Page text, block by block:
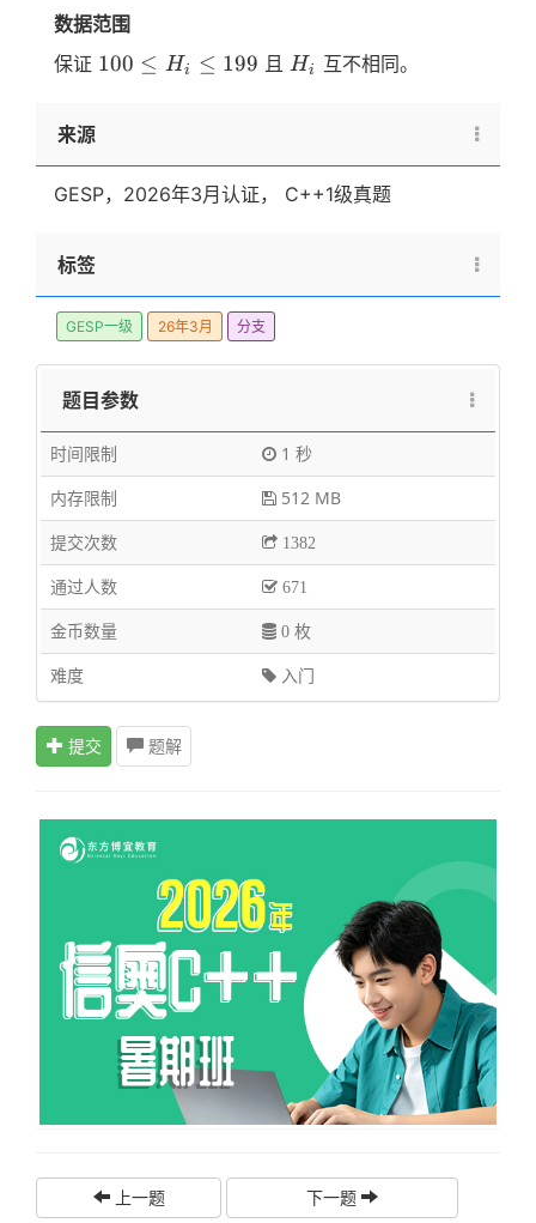
数据范围
保证 100
199
100 ≤ Hi ≤ 199 且H_i
Hi 互不相同。
来源
GESP，2026年3月认证， C++1级真题
标签
GESP一级 26年3月 分支
题目参数
时间限制
1 秒
内存限制
512 MB
提交次数
1382
通过人数 671
金币数量 0 枚
难度 入门
提交 题解
上一题 下一题